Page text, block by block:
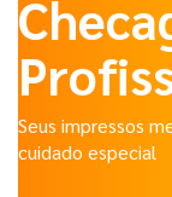
Seus impressos
cuidado especial